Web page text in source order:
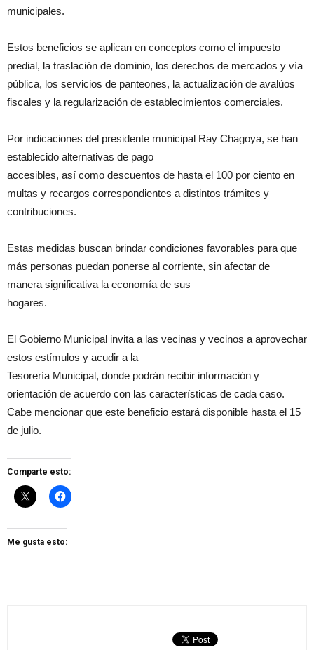
municipales.
Estos beneficios se aplican en conceptos como el impuesto
predial, la traslación de dominio, los derechos de mercados y vía
pública, los servicios de panteones, la actualización de avalúos
fiscales y la regularización de establecimientos comerciales.
Por indicaciones del presidente municipal Ray Chagoya, se han
establecido alternativas de pago
accesibles, así como descuentos de hasta el 100 por ciento en
multas y recargos correspondientes a distintos trámites y
contribuciones.
Estas medidas buscan brindar condiciones favorables para que
más personas puedan ponerse al corriente, sin afectar de
manera significativa la economía de sus
hogares.
El Gobierno Municipal invita a las vecinas y vecinos a aprovechar
estos estímulos y acudir a la
Tesorería Municipal, donde podrán recibir información y
orientación de acuerdo con las características de cada caso.
Cabe mencionar que este beneficio estará disponible hasta el 15
de julio.
Comparte esto:
Me gusta esto: